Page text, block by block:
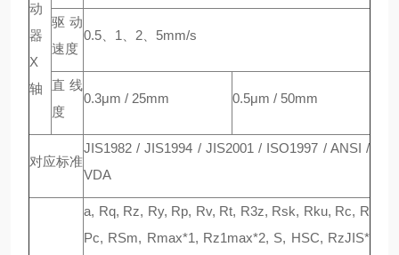
动
器
X
轴
驱动
速度
0.5、1、2、5mm/s
直线
度
0.3μm / 25mm 0.5μm / 50mm
对应标准
JIS1982 / JIS1994 / JIS2001 / ISO1997 / ANSI /
VDA
a, Rq, Rz, Ry, Rp, Rv, Rt, R3z, Rsk, Rku, Rc, R
Pc, RSm, Rmax*1, Rz1max*2, S, HSC, RzJIS*